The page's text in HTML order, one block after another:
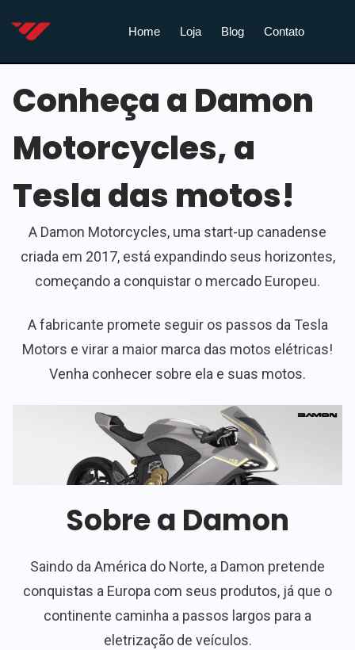
Home Loja Blog Contato
Conheça a Damon
Motorcycles, a
Tesla das motos!
A Damon Motorcycles, uma start-up canadense
criada em 2017, está expandindo seus horizontes,
começando a conquistar o mercado Europeu.
A fabricante promete seguir os passos da Tesla
Motors e virar a maior marca das motos elétricas!
Venha conhecer sobre ela e suas motos.
Sobre a Damon
Saindo da América do Norte, a Damon pretende
conquistas a Europa com seus produtos, já que o
continente caminha a passos largos para a
eletrização de veículos.